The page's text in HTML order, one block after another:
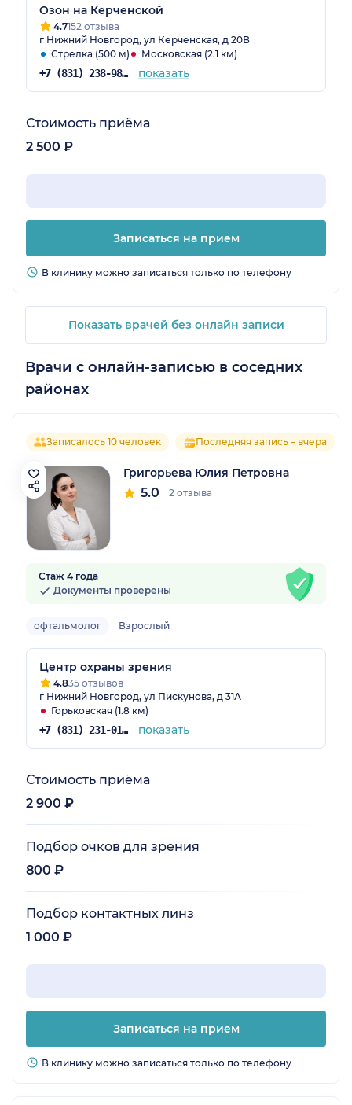
Озон на Керченской
4.7152 отзыва
г Нижний Новгород, ул Керченская, д 20В
Стрелка (500 м)
Московская (2.1 км)
+7 (831) 238-98-81 показать
Стоимость приёма
2 500 ₽
Записаться на прием
В клинику можно записаться только по телефону
Показать врачей без онлайн записи
Врачи с онлайн-записью в соседних
районах
Записалось 10 человек Последняя запись – вчера
Григорьева Юлия Петровна
5.0 2 отзыва
Стаж 4 года
Документы проверены
офтальмолог Взрослый
Центр охраны зрения
4.835 отзывов
г Нижний Новгород, ул Пискунова, д 31А
Горьковская (1.8 км)
+7 (831) 231-01-87 показать
Стоимость приёма
2 900 ₽
Подбор очков для зрения
800 ₽
Подбор контактных линз
1 000 ₽
Записаться на прием
В клинику можно записаться только по телефону